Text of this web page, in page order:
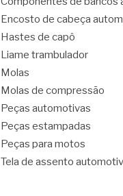
Encosto de cabeça
Hastes de capô
Liame trambulador
Molas
Molas de compressão
Peças automotivas
Peças estampadas
Peças para motos
Tela de assento